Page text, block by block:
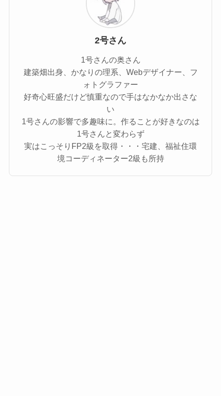
2号さん
1号さんの奥さん
建築畑出身、かなりの理系、Webデザイナー、フ
ォトグラファー
好奇心旺盛だけど慎重なので手はなかなか出さな
い
1号さんの影響で多趣味に。作ることが好きなのは
1号さんと変わらず
実はこっそりFP2級を取得・・・宅建、福祉住環
境コーディネーター2級も所持